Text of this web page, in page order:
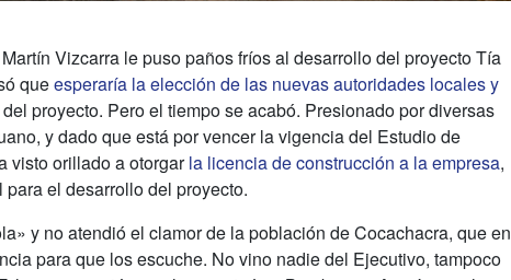
Vizcarra le puso paños fríos al desarrollo del proyecto Tía
queesperaría la elección de las nuevas autoridades locales y
proyecto. Pero el tiempo se acabó. Presionado por diversas
y dado que está por vencer la vigencia del Estudio de
visto orillado a otorgarla licencia de construcción a la empresa,
el desarrollo del proyecto.
y no atendió el clamor de la población de Cocachacra, que en
para que los escuche. No vino nadie del Ejecutivo, tampoco